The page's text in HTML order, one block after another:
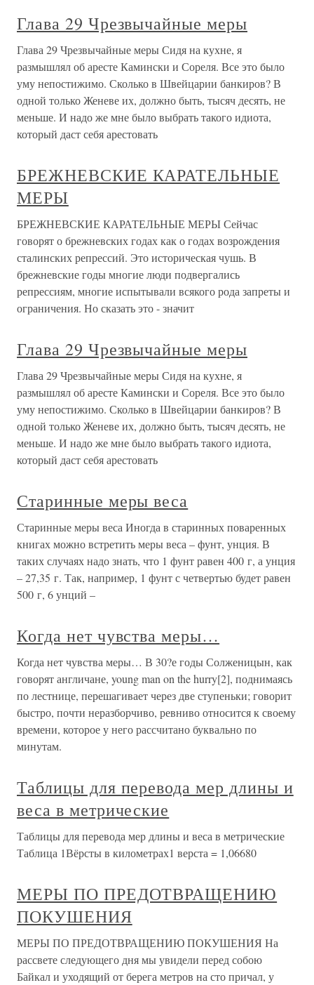
Глава 29 Чрезвычайные меры
Глава 29 Чрезвычайные меры Сидя на кухне, я
размышлял об аресте Камински и Сореля. Все это было
уму непостижимо. Сколько в Швейцарии банкиров? В
одной только Женеве их, должно быть, тысяч десять, не
меньше. И надо же мне было выбрать такого идиота,
который даст себя арестовать
БРЕЖНЕВСКИЕ КАРАТЕЛЬНЫЕ
МЕРЫ
БРЕЖНЕВСКИЕ КАРАТЕЛЬНЫЕ МЕРЫ Сейчас
говорят о брежневских годах как о годах возрождения
сталинских репрессий. Это историческая чушь. В
брежневские годы многие люди подвергались
репрессиям, многие испытывали всякого рода запреты и
ограничения. Но сказать это - значит
Глава 29 Чрезвычайные меры
Глава 29 Чрезвычайные меры Сидя на кухне, я
размышлял об аресте Камински и Сореля. Все это было
уму непостижимо. Сколько в Швейцарии банкиров? В
одной только Женеве их, должно быть, тысяч десять, не
меньше. И надо же мне было выбрать такого идиота,
который даст себя арестовать
Старинные меры веса
Старинные меры веса Иногда в старинных поваренных
книгах можно встретить меры веса – фунт, унция. В
таких случаях надо знать, что 1 фунт равен 400 г, а унция
– 27,35 г. Так, например, 1 фунт с четвертью будет равен
500 г, 6 унций –
Когда нет чувства меры…
Когда нет чувства меры… В 30?е годы Солженицын, как
говорят англичане, young man on the hurry[2], поднимаясь
по лестнице, перешагивает через две ступеньки; говорит
быстро, почти неразборчиво, ревниво относится к своему
времени, которое у него рассчитано буквально по
минутам.
Таблицы для перевода мер длины и
веса в метрические
Таблицы для перевода мер длины и веса в метрические
Таблица 1Вёрсты в километрах1 верста = 1,06680
МЕРЫ ПО ПРЕДОТВРАЩЕНИЮ
ПОКУШЕНИЯ
МЕРЫ ПО ПРЕДОТВРАЩЕНИЮ ПОКУШЕНИЯ На
рассвете следующего дня мы увидели перед собою
Байкал и уходящий от берега метров на сто причал, у